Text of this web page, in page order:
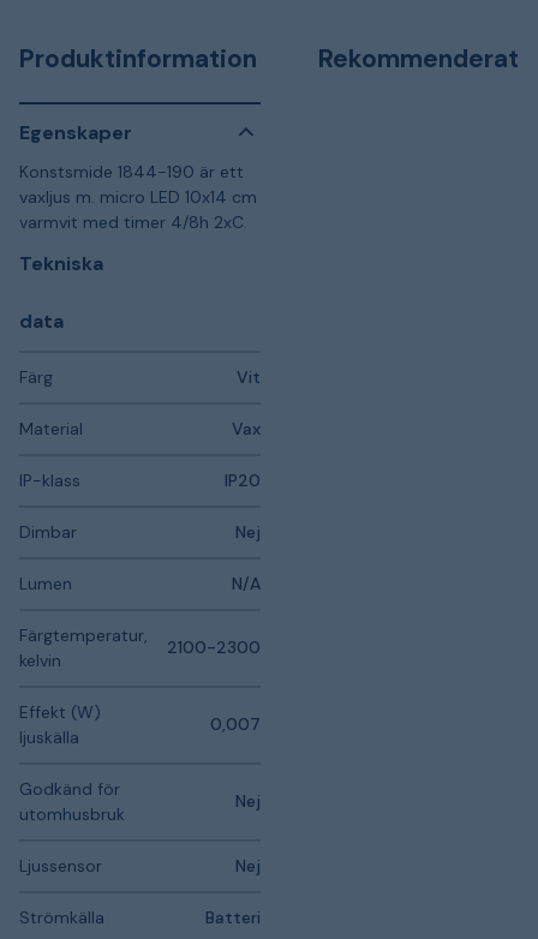
Produktinformation
Egenskaper
Konstsmide 1844-190 är ett
vaxljus m. micro LED 10x14 cm
varmvit med timer 4/8h 2xC.
Tekniska
data
Färg Vit
Material Vax
IP-klass IP20
Dimbar Nej
Lumen N/A
Färgtemperatur,
kelvin
2100-2300
Effekt (W)
ljuskälla
0,007
Godkänd för
utomhusbruk
Nej
Ljussensor Nej
Strömkälla Batteri
Rekommenderat